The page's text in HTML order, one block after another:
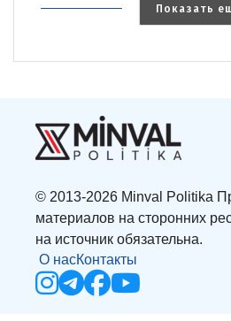
Показать
© 2013-2026 Minval Politika
материалов на сторонних
на источник обязательна.
О насКонтакты